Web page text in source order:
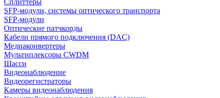
Сплиттеры
SFP-модули, системы оптического транспорта
SFP-модули
Оптические патчкорды
Кабели прямого подключения (DAC)
Медиаконвертеры
Мультиплексоры CWDM
Шасси
Видеонаблюдение
Видеорегистраторы
Камеры видеонаблюдения